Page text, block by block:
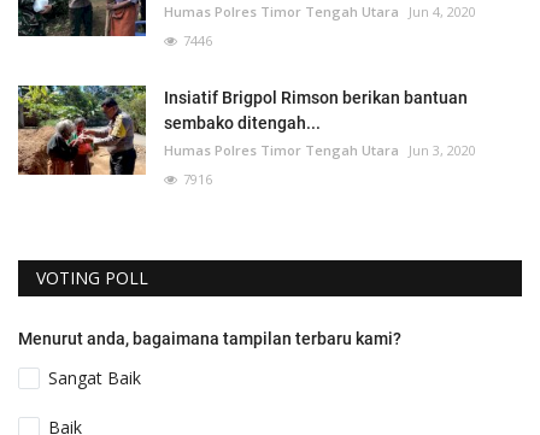
Humas Polres Timor Tengah Utara
Jun 4, 2020
7446
Insiatif Brigpol Rimson berikan bantuan
sembako ditengah...
Humas Polres Timor Tengah Utara
Jun 3, 2020
7916
VOTING POLL
Menurut anda, bagaimana tampilan terbaru kami?
Sangat Baik
Baik